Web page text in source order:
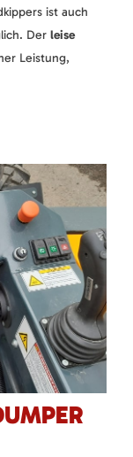
ist auch
Der leise
Leistung,